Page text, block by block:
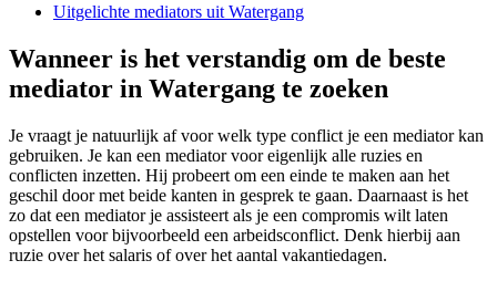
Uitgelichte mediators uit Watergang
Wanneer is het verstandig om de beste
mediator in Watergang te zoeken
Je vraagt je natuurlijk af voor welk type conflict je een mediator kan
gebruiken. Je kan een mediator voor eigenlijk alle ruzies en
conflicten inzetten. Hij probeert om een einde te maken aan het
geschil door met beide kanten in gesprek te gaan. Daarnaast is het
zo dat een mediator je assisteert als je een compromis wilt laten
opstellen voor bijvoorbeeld een arbeidsconflict. Denk hierbij aan
ruzie over het salaris of over het aantal vakantiedagen.